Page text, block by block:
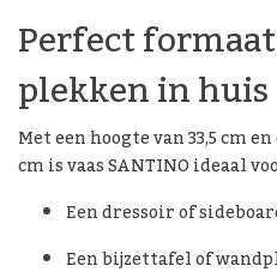
Perfect
plekken in huis
Met een hoogte van 33,5 cm
cm is vaas SANTINO ideaal
Een dressoir of
Een bijzettafel of